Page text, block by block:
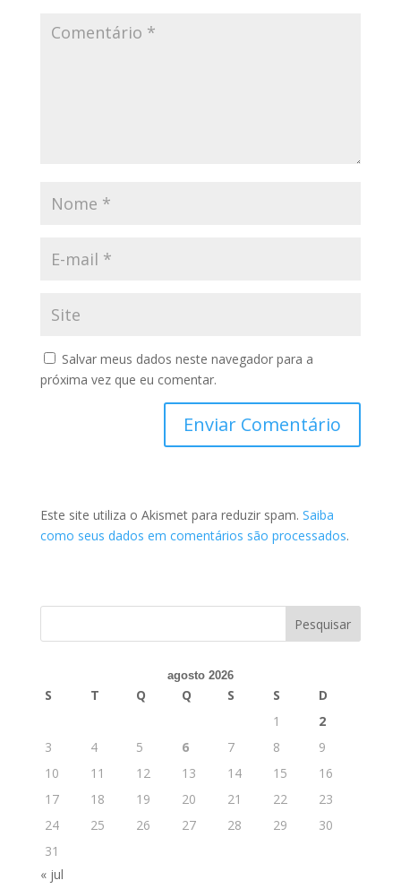
Salvar meus dados neste navegador para a
próxima vez que eu comentar.
Este site utiliza o Akismet para reduzir spam. Saiba
como seus dados em comentários são processados.
agosto 2026
S T Q Q S S
D
1
2
3
4 5 6 7 8
9
10
11 12 13 14 15
16
17
18 19 20 21 22
23
24
25 26 27 28 29
30
31
« jul